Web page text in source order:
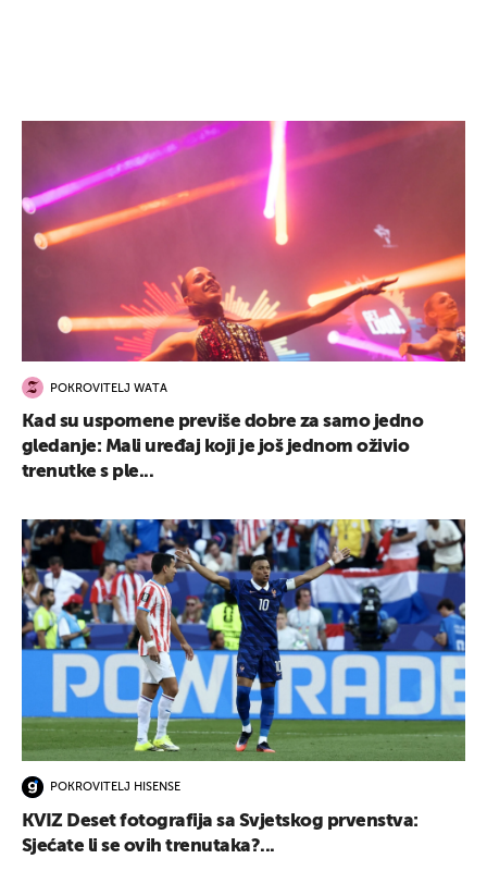
POKROVITELJ WATA
Kad su uspomene previše dobre za samo jedno
gledanje: Mali uređaj koji je još jednom oživio
trenutke s ple...
POKROVITELJ HISENSE
KVIZ Deset fotografija sa Svjetskog prvenstva:
Sjećate li se ovih trenutaka?...